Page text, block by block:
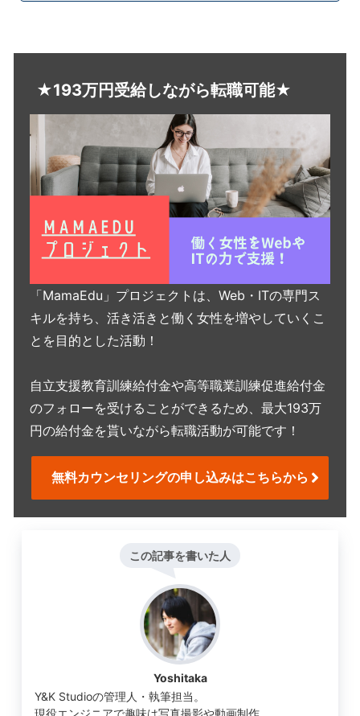
★193万円受給しながら転職可能★
「MamaEdu」プロジェクトは、Web・ITの専門ス
キルを持ち、活き活きと働く女性を増やしていくこ
とを目的とした活動！
自立支援教育訓練給付金や高等職業訓練促進給付金
のフォローを受けることができるため、最大193万
円の給付金を貰いながら転職活動が可能です！
無料カウンセリングの申し込みはこちらから
この記事を書いた人
Yoshitaka
Y&K Studioの管理人・執筆担当。